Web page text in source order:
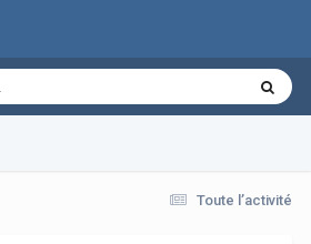
Toute l’activité